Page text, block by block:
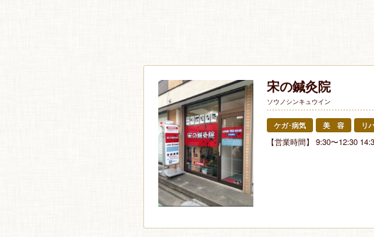
宋の鍼灸院
ソウノシンキュウイン
ケガ･病気 美 容 リ
【営業時間】 9:30〜12:30